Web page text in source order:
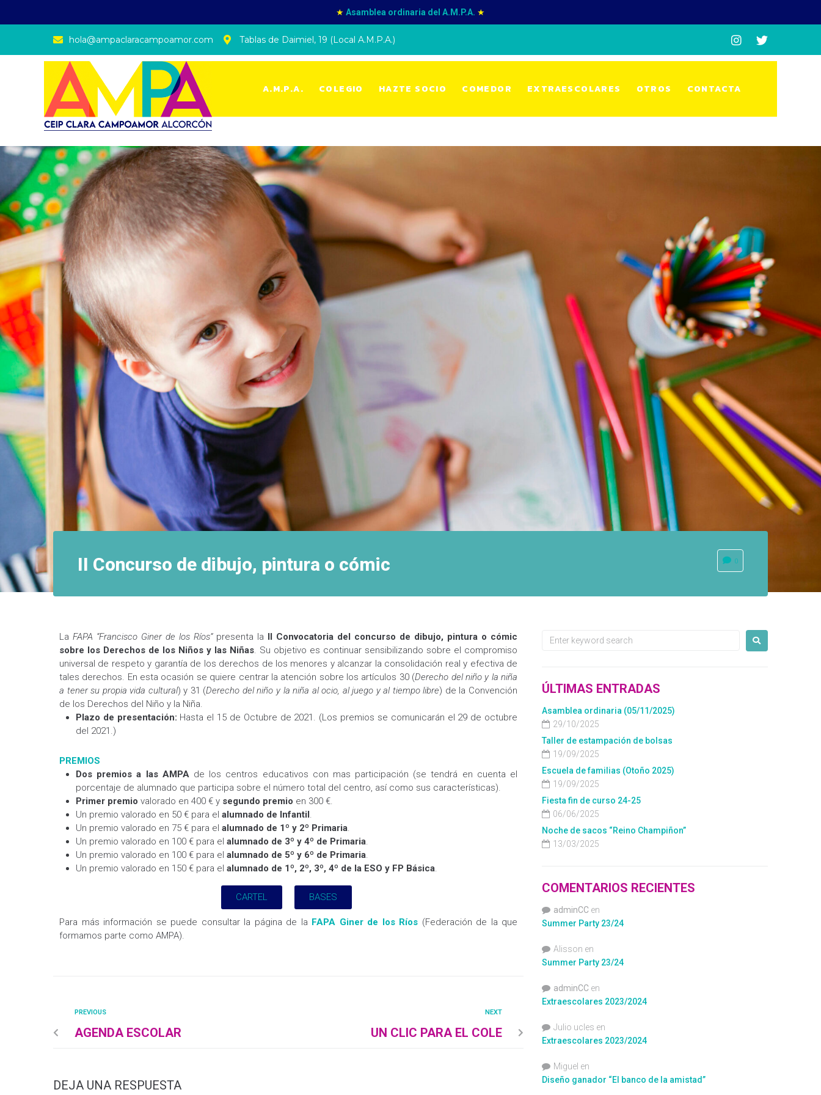
★ Asamblea ordinaria del A.M.P.A. ★
hola@ampaclaracampoamor.com Tablas de Daimiel, 19 (Local A.M.P.A.)
A.M.P.A. COLEGIO HAZTE SOCIO COMEDOR EXTRAESCOLARES OTROS CONTACTA
II Concurso de dibujo, pintura o cómic 0
La FAPA “Francisco Giner de los Ríos”presenta la II Convocatoria del concurso de dibujo, pintura o cómic
sobre los Derechos de los Niños y las Niñas. Su objetivo es continuar sensibilizando sobre el compromiso
universal de respeto y garantía de los derechos de los menores y alcanzar la consolidación real y efectiva de
tales derechos. En esta ocasión se quiere centrar la atención sobre los artículos 30 (Derecho del niño y la niña
a tener su propia vida cultural) y 31 (Derecho del niño y la niña al ocio, al juego y al tiempo libre) de la Convención
de los Derechos del Niño y la Niña.
Plazo de presentación: Hasta el 15 de Octubre de 2021. (Los premios se comunicarán el 29 de octubre
del 2021.)
PREMIOS
Dos premios a las AMPAde los centros educativos con mas participación (se tendrá en cuenta el
porcentaje de alumnado que participa sobre el número total del centro, así como sus características).
Primer premio valorado en 400 € y segundo premio en 300 €.
Un premio valorado en 50 € para el alumnado de Infantil.
Un premio valorado en 75 € para el alumnado de 1º y 2º Primaria.
Un premio valorado en 100 € para el alumnado de 3º y 4º de Primaria.
Un premio valorado en 100 € para el alumnado de 5º y 6º de Primaria.
Un premio valorado en 150 € para el alumnado de 1º, 2º, 3º, 4º de la ESO y FP Básica.
CARTEL BASES
Para más información se puede consultar la página de la FAPA Giner de los Ríos (Federación de la que
formamos parte como AMPA).
PREVIOUS
AGENDA ESCOLAR
NEXT
UN CLIC PARA EL COLE
DEJA UNA RESPUESTA
ÚLTIMAS ENTRADAS
Asamblea ordinaria (05/11/2025)
29/10/2025
Taller de estampación de bolsas
19/09/2025
Escuela de familias (Otoño 2025)
19/09/2025
Fiesta fin de curso 24-25
06/06/2025
Noche de sacos “Reino Champiñon”
13/03/2025
COMENTARIOS RECIENTES
adminCC en
Summer Party 23/24
Alisson en
Summer Party 23/24
adminCC en
Extraescolares 2023/2024
Julio ucles en
Extraescolares 2023/2024
Miguel en
Diseño ganador “El banco de la amistad”